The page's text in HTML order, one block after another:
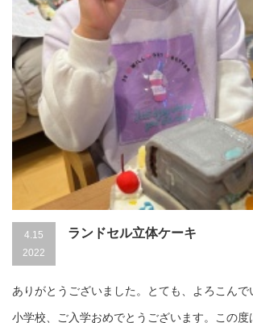
4.15
2022
ランドセル立体ケーキ
ありがとうございました。とても、よろこんで
小学校、ご入学おめでとうございます。この度